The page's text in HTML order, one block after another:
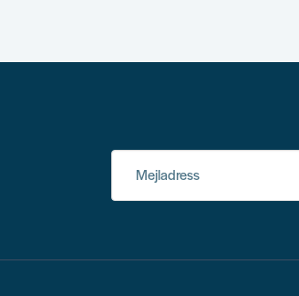
Mejladress